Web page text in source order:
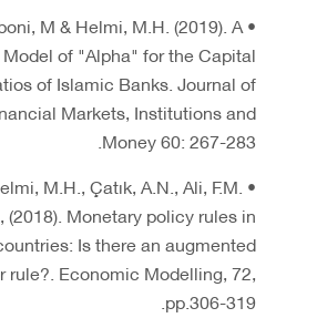
M & Helmi, M.H. (2019). A
of "Alpha" for the Capital
of Islamic Banks. Journal of
Markets, Institutions and
Money 60: 267-283.
M.H., Çatık, A.N., Ali, F.M.
(2018). Monetary policy rules in
Is there an augmented
rule?. Economic Modelling, 72,
pp.306-319.